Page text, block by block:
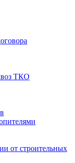
ТКО
от строительных